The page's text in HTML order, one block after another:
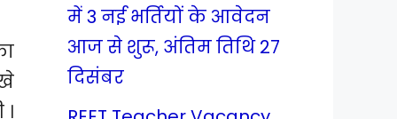
में 3 नई भर्तियों के आवेदन
आज से शुरू, अंतिम तिथि 27
दिसंबर